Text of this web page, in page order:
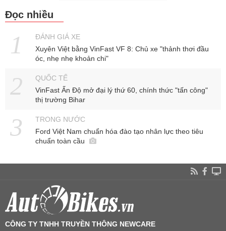
Đọc nhiều
ĐÁNH GIÁ XE
Xuyên Việt bằng VinFast VF 8: Chủ xe "thảnh thơi đầu
óc, nhẹ nhẹ khoản chi"
QUỐC TẾ
VinFast Ấn Độ mở đại lý thứ 60, chính thức "tấn công"
thị trường Bihar
TRONG NƯỚC
Ford Việt Nam chuẩn hóa đào tạo nhân lực theo tiêu
chuẩn toàn cầu
CÔNG TY TNHH TRUYỀN THÔNG NEWCARE